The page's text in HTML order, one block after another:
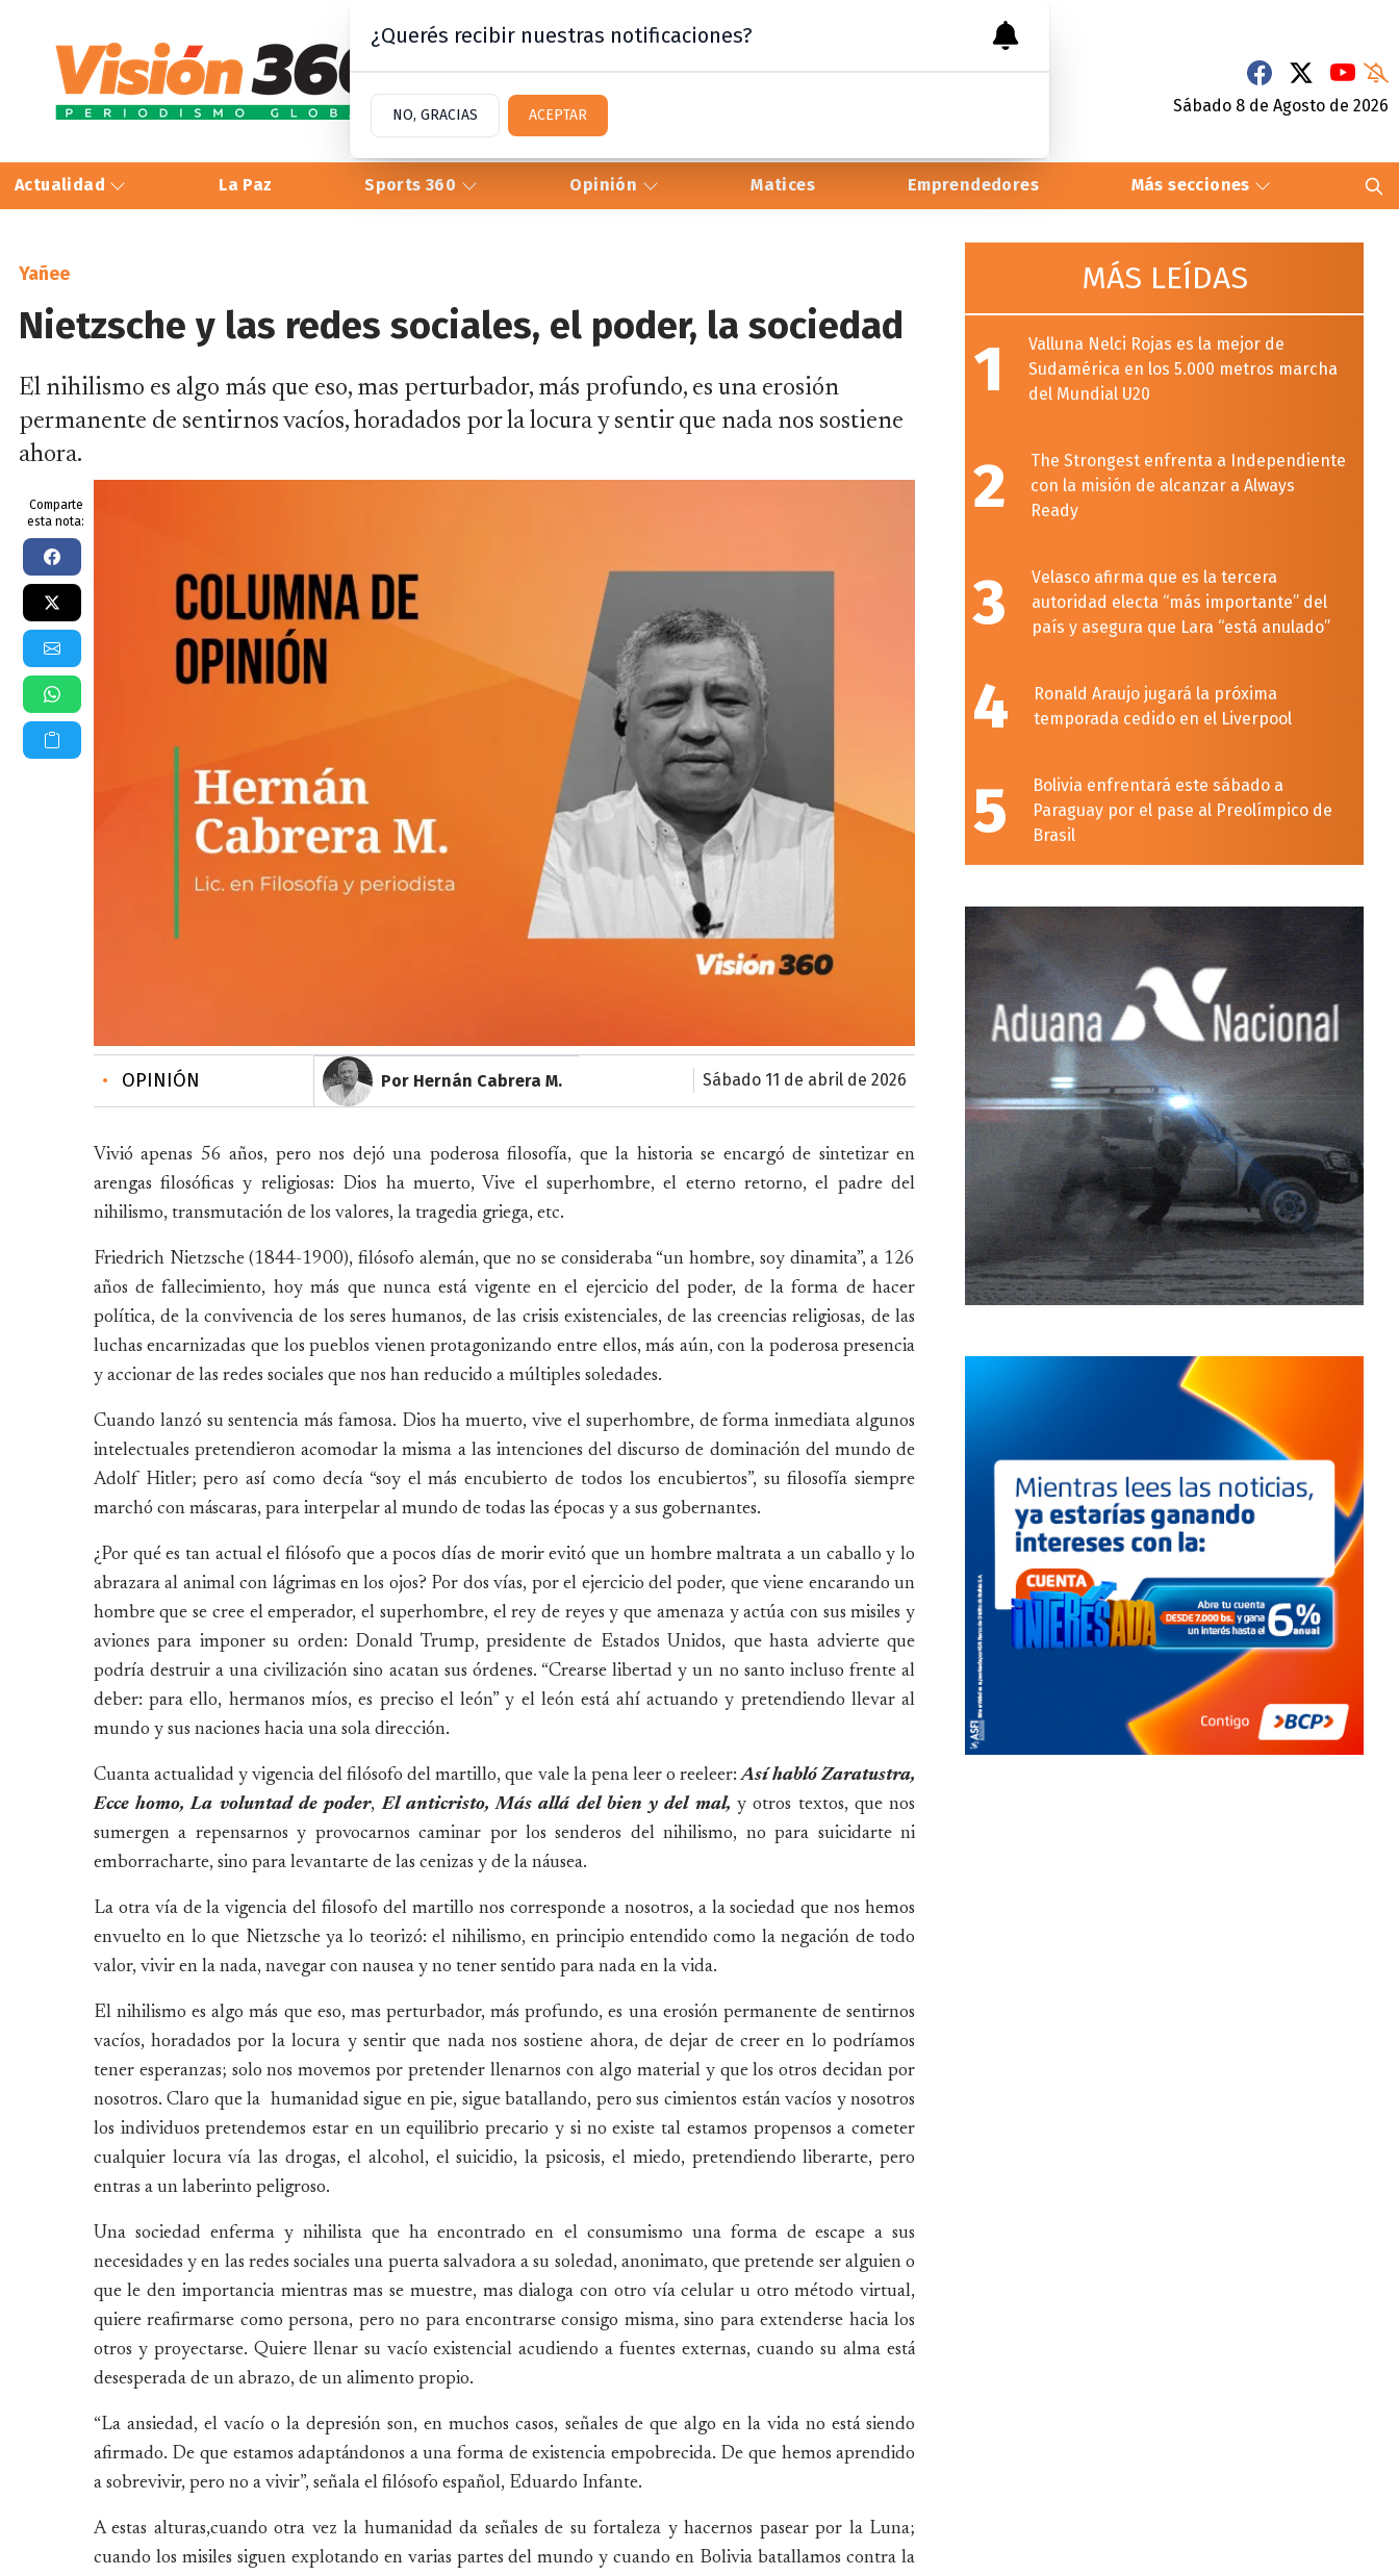
Sábado 8 de Agosto de 2026
Actualidad La Paz Sports 360 Opinión Matices Emprendedores Más secciones
Yañee
Nietzsche y las redes sociales, el poder, la sociedad
El nihilismo es algo más que eso, mas perturbador, más profundo, es una erosión
permanente de sentirnos vacíos, horadados por la locura y sentir que nada nos sostiene
ahora.
Comparte
esta nota:
• OPINIÓN Por Hernán Cabrera M. sábado 11 de abril de 2026
Vivió apenas 56 años, pero nos dejó una poderosa filosofía, que la historia se encargó de sintetizar en
arengas filosóficas y religiosas: Dios ha muerto, Vive el superhombre, el eterno retorno, el padre del
nihilismo, transmutación de los valores, la tragedia griega, etc.
Friedrich Nietzsche (1844-1900), filósofo alemán, que no se consideraba “un hombre, soy dinamita”, a 126
años de fallecimiento, hoy más que nunca está vigente en el ejercicio del poder, de la forma de hacer
política, de la convivencia de los seres humanos, de las crisis existenciales, de las creencias religiosas, de las
luchas encarnizadas que los pueblos vienen protagonizando entre ellos, más aún, con la poderosa presencia
y accionar de las redes sociales que nos han reducido a múltiples soledades.
Cuando lanzó su sentencia más famosa. Dios ha muerto, vive el superhombre, de forma inmediata algunos
intelectuales pretendieron acomodar la misma a las intenciones del discurso de dominación del mundo de
Adolf Hitler; pero así como decía “soy el más encubierto de todos los encubiertos”, su filosofía siempre
marchó con máscaras, para interpelar al mundo de todas las épocas y a sus gobernantes.
¿Por qué es tan actual el filósofo que a pocos días de morir evitó que un hombre maltrata a un caballo y lo
abrazara al animal con lágrimas en los ojos? Por dos vías, por el ejercicio del poder, que viene encarando un
hombre que se cree el emperador, el superhombre, el rey de reyes y que amenaza y actúa con sus misiles y
aviones para imponer su orden: Donald Trump, presidente de Estados Unidos, que hasta advierte que
podría destruir a una civilización sino acatan sus órdenes. “Crearse libertad y un no santo incluso frente al
deber: para ello, hermanos míos, es preciso el león” y el león está ahí actuando y pretendiendo llevar al
mundo y sus naciones hacia una sola dirección.
Cuanta actualidad y vigencia del filósofo del martillo, que vale la pena leer o reeleer:Así habló Zaratustra,
Ecce homo, La voluntad de poder,El anticristo, Más allá del bien y del mal, y otros textos, que nos
sumergen a repensarnos y provocarnos caminar por los senderos del nihilismo, no para suicidarte ni
emborracharte, sino para levantarte de las cenizas y de la náusea.
La otra vía de la vigencia del filosofo del martillo nos corresponde a nosotros, a la sociedad que nos hemos
envuelto en lo que Nietzsche ya lo teorizó: el nihilismo, en principio entendido como la negación de todo
valor, vivir en la nada, navegar con nausea y no tener sentido para nada en la vida.
El nihilismo es algo más que eso, mas perturbador, más profundo, es una erosión permanente de sentirnos
vacíos, horadados por la locura y sentir que nada nos sostiene ahora, de dejar de creer en lo podríamos
tener esperanzas; solo nos movemos por pretender llenarnos con algo material y que los otros decidan por
nosotros. Claro que la humanidad sigue en pie, sigue batallando, pero sus cimientos están vacíos y nosotros
los individuos pretendemos estar en un equilibrio precario y si no existe tal estamos propensos a cometer
cualquier locura vía las drogas, el alcohol, el suicidio, la psicosis, el miedo, pretendiendo liberarte, pero
entras a un laberinto peligroso.
Una sociedad enferma y nihilista que ha encontrado en el consumismo una forma de escape a sus
necesidades y en las redes sociales una puerta salvadora a su soledad, anonimato, que pretende ser alguien o
que le den importancia mientras mas se muestre, mas dialoga con otro vía celular u otro método virtual,
quiere reafirmarse como persona, pero no para encontrarse consigo misma, sino para extenderse hacia los
otros y proyectarse. Quiere llenar su vacío existencial acudiendo a fuentes externas, cuando su alma está
desesperada de un abrazo, de un alimento propio.
“La ansiedad, el vacío o la depresión son, en muchos casos, señales de que algo en la vida no está siendo
afirmado. De que estamos adaptándonos a una forma de existencia empobrecida. De que hemos aprendido
a sobrevivir, pero no a vivir”, señala el filósofo español, Eduardo Infante.
A estas alturas,cuando otra vez la humanidad da señales de su fortaleza y hacernos pasear por la Luna;
cuando los misiles siguen explotando en varias partes del mundo y cuando en Bolivia batallamos contra la
MÁS LEÍDAS
1
Valluna Nelci Rojas es la mejor de
Sudamérica en los 5.000 metros marcha
del Mundial U20
2
The Strongest enfrenta a Independiente
con la misión de alcanzar a Always
Ready
3
Velasco afirma que es la tercera
autoridad electa “más importante” del
país y asegura que Lara “está anulado”
4
Ronald Araujo jugará la próxima
temporada cedido en el Liverpool
5
Bolivia enfrentará este sábado a
Paraguay por el pase al Preolímpico de
Brasil
¿Querés recibir nuestras notificaciones?
NO, GRACIAS ACEPTAR